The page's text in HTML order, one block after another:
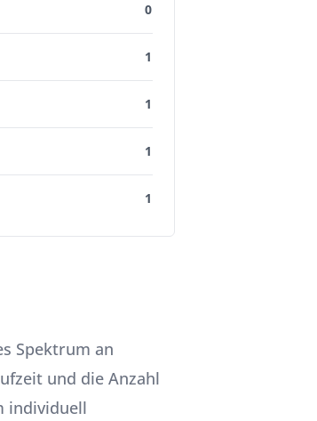
0
1
1
1
1
Spektrum an
und die Anzahl
individuell